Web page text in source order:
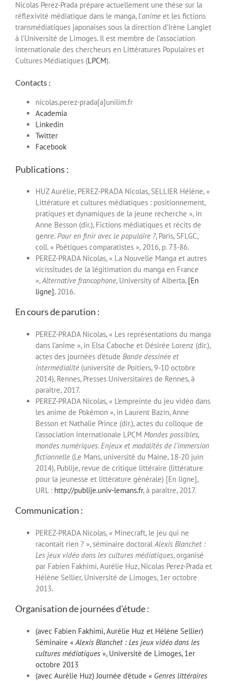
Nicolas Perez-Prada prépare actuellement une thèse sur la
réflexivité médiatique dans le manga, l’anime et les fictions
transmédiatiques japonaises sous la direction d’Irène Langlet
à l’Université de Limoges. Il est membre de l’association
internationale des chercheurs en Littératures Populaires et
Cultures Médiatiques (LPCM).
Contacts :
nicolas.perez-prada[a]unilim.fr
Academia
Linkedin
Twitter
Facebook
Publications :
HUZ Aurélie, PEREZ-PRADA Nicolas, SELLIER Hélène, «
Littérature et cultures médiatiques : positionnement,
pratiques et dynamiques de la jeune recherche », in
Anne Besson (dir.), Fictions médiatiques et récits de
genre.Pour en finir avec le populaire ?, Paris, SFLGC,
coll. « Poétiques comparatistes », 2016, p. 73-86.
PEREZ-PRADA Nicolas, « La Nouvelle Manga et autres
vicissitudes de la légitimation du manga en France
»,Alternative francophone, University of Alberta, [En
ligne], 2016.
En cours de parution :
PEREZ-PRADA Nicolas, « Les représentations du manga
dans l’anime », in Elsa Caboche et Désirée Lorenz (dir.),
actes des journées d’étude Bande dessinée et
intermédialité (université de Poitiers, 9-10 octobre
2014), Rennes, Presses Universitaires de Rennes, à
paraître, 2017.
PEREZ-PRADA Nicolas, « L’empreinte du jeu vidéo dans
les anime de Pokémon », in Laurent Bazin, Anne
Besson et Nathalie Prince (dir.), actes du colloque de
l’association internationale LPCM Mondes possibles,
mondes numériques. Enjeux et modalités de l’immersion
fictionnelle (Le Mans, université du Maine, 18-20 juin
2014), Publije, revue de critique littéraire (littérature
pour la jeunesse et littérature générale) [En ligne],
URL : http://publije.univ-lemans.fr, à paraître, 2017.
Communication :
PEREZ-PRADA Nicolas, « Minecraft, le jeu qui ne
racontait rien ? », séminaire doctoralAlexis Blanchet :
Les jeux vidéo dans les cultures médiatiques, organisé
par Fabien Fakhimi, Aurélie Huz, Nicolas Perez-Prada et
Hélène Sellier, Université de Limoges, 1er octobre
2013.
Organisation de journées d’étude :
(avec Fabien Fakhimi, Aurélie Huz et Hélène Sellier)
Séminaire « Alexis Blanchet : Les jeux vidéo dans les
cultures médiatiques », Université de Limoges, 1er
octobre 2013
(avec Aurélie Huz) Journée d’étude « Genres littéraires